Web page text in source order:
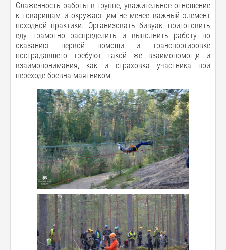
Слаженность работы в группе, уважительное отношение
к товарищам и окружающим не менее важный элемент
походной практики. Организовать бивуак, приготовить
еду, грамотно распределить и выполнить работу по
оказанию первой помощи и транспортировке
пострадавшего требуют такой же взаимопомощи и
взаимопонимания, как и страховка участника при
переходе бревна маятником.